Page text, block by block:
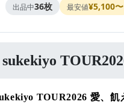
出品中36枚 最安値¥5,100〜
sukekiyo
TOUR2026 愛、飢